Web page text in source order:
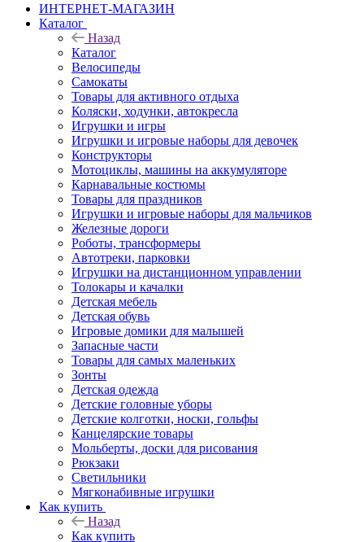
ИНТЕРНЕТ-МАГАЗИН
Каталог
Назад
Каталог
Велосипеды
Самокаты
Товары для активного отдыха
Коляски, ходунки, автокресла
Игрушки и игры
Игрушки и игровые наборы для девочек
Конструкторы
Мотоциклы, машины на аккумуляторе
Карнавальные костюмы
Товары для праздников
Игрушки и игровые наборы для мальчиков
Железные дороги
Роботы, трансформеры
Автотреки, парковки
Игрушки на дистанционном управлении
Толокары и качалки
Детская мебель
Детская обувь
Игровые домики для малышей
Запасные части
Товары для самых маленьких
Зонты
Детская одежда
Детские головные уборы
Детские колготки, носки, гольфы
Канцелярские товары
Мольберты, доски для рисования
Рюкзаки
Светильники
Мягконабивные игрушки
Как купить
Назад
Как купить